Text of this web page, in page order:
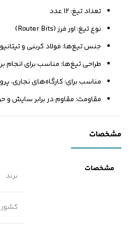
تعداد تیغ: 12 عدد
نوع تیغ: اور فرز (Router Bits)
جنس تیغ‌ها: فولاد کربنی و
طراحی تیغ‌ها: مناسب برای
مناسب برای: کارگاه‌های نجاری،
مقاومت: مقاوم در برابر سایش و
مشخصات
مشخصات
برند
کشور